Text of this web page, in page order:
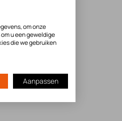
om onze
u een geweldige
die we gebruiken
Aanpassen